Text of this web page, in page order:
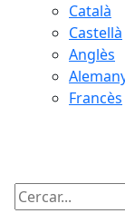
Català
Castellà
Anglès
Francès
Cercar: